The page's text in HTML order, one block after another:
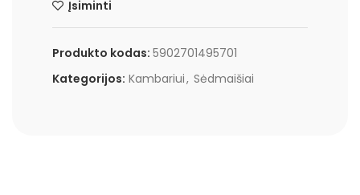
Įsiminti
Produkto kodas: 5902701495701
Kategorijos: Kambariui, Sėdmaišiai